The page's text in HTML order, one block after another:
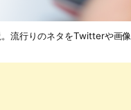
流行りのネタをTwitterや画像